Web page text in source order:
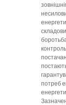
потреб